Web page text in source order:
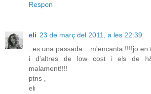
Respon
eli 23 de març del 2011, a les 22:39
..es una passada ...m'encanta !!!!jo
i d'altres de low cost i els de
malament!!!!
ptns ,
eli